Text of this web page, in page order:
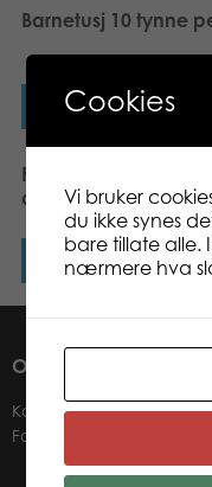
Barnetusj 10 tynne
Les mer
Fargeblyanter 12
duo
Les mer
OM OSS
Kontakter
Forhandlere
Cookies
Vi bruker
du ikke synes
bare tillate alle.
nærmere hva